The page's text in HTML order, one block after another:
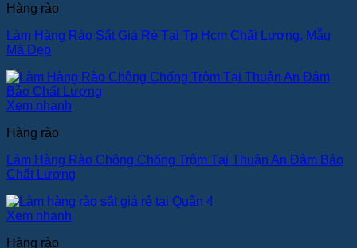
Hàng rào
Làm Hàng Rào Sắt Giá Rẻ Tại Tp Hcm Chất Lượng, Mẫu
Mã Đẹp
Xem nhanh
Hàng rào
Làm Hàng Rào Chông Chống Trộm Tại Thuận An Đảm Bảo
Chất Lượng
Xem nhanh
Hàng rào